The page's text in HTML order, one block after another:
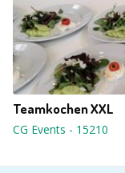
Teamkochen XXL
CG Events - 15210